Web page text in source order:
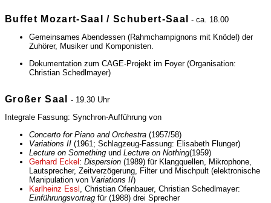
Buffet Mozart-Saal / Schubert-Saal
- ca. 18.00
Gemeinsames Abendessen (Rahmchampignons mit Knödel) der
Zuhörer, Musiker und Komponisten.
Dokumentation zum CAGE-Projekt im Foyer (Organisation:
Christian Schedlmayer)
Großer Saal
- 19.30 Uhr
Integrale Fassung: Synchron-Aufführung von
Concerto for Piano and Orchestra (1957/58)
Variations II (1961; Schlagzeug-Fassung: Elisabeth Flunger)
Lecture on Something und Lecture on Nothing(1959)
Gerhard Eckel: Dispersion (1989) für Klangquellen, Mikrophone,
Lautsprecher, Zeitverzögerung, Filter und Mischpult (elektronische
Manipulation von Variations II)
Karlheinz Essl , Christian Ofenbauer, Christian Schedlmayer:
Einführungsvortrag für (1988) drei Sprecher